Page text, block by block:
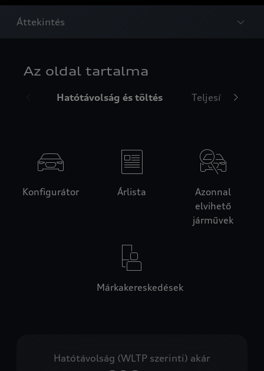
Áttekintés
Az oldal tartalma
Hatótávolság és töltés Teljesítmény
Konfigurátor Árlista
Azonnal
elvihető
járművek
Márkakereskedések
Hatótávolság (WLTP szerinti) akár